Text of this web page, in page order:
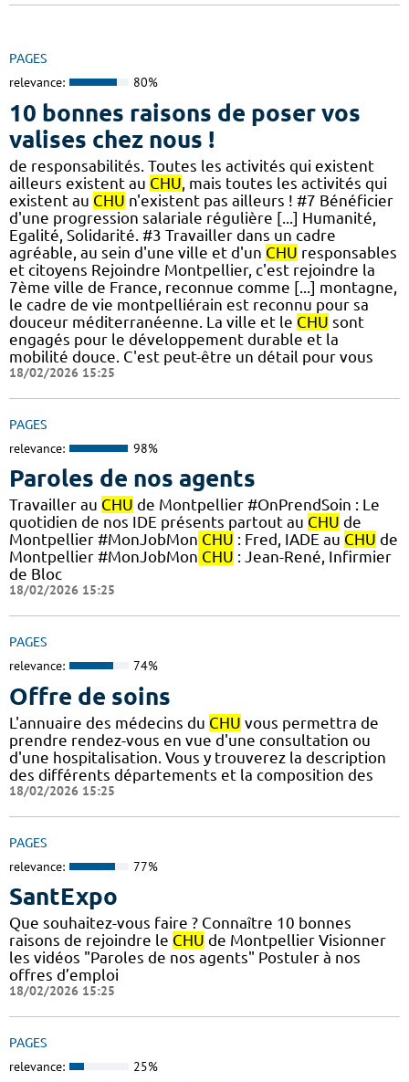
PAGES
relevance: 80%
10 bonnes raisons de poser vos
valises chez nous !
de responsabilités. Toutes les activités qui existent
ailleurs existent au CHU, mais toutes les activités qui
existent au CHU n'existent pas ailleurs ! #7 Bénéficier
d'une progression salariale régulière [...] Humanité,
Egalité, Solidarité. #3 Travailler dans un cadre
agréable, au sein d'une ville et d'un CHU responsables
et citoyens Rejoindre Montpellier, c'est rejoindre la
7ème ville de France, reconnue comme [...] montagne,
le cadre de vie montpelliérain est reconnu pour sa
douceur méditerranéenne. La ville et le CHU sont
engagés pour le développement durable et la
mobilité douce. C'est peut-être un détail pour vous
18/02/2026 15:25
PAGES
relevance: 98%
Paroles de nos agents
Travailler au CHU de Montpellier #OnPrendSoin : Le
quotidien de nos IDE présents partout au CHU de
Montpellier #MonJobMon CHU : Fred, IADE au CHU de
Montpellier #MonJobMon CHU : Jean-René, Infirmier
de Bloc
18/02/2026 15:25
PAGES
relevance: 74%
Offre de soins
L'annuaire des médecins du CHU vous permettra de
prendre rendez-vous en vue d'une consultation ou
d'une hospitalisation. Vous y trouverez la description
des différents départements et la composition des
18/02/2026 15:25
PAGES
relevance: 77%
SantExpo
Que souhaitez-vous faire ? Connaître 10 bonnes
raisons de rejoindre le CHU de Montpellier Visionner
les vidéos "Paroles de nos agents" Postuler à nos
offres d’emploi
18/02/2026 15:25
PAGES
relevance: 25%